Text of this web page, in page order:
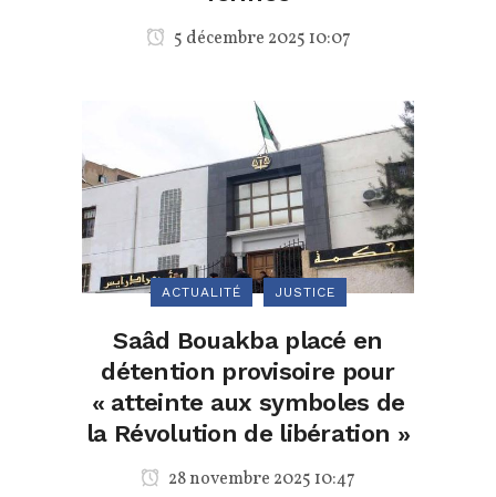
5 décembre 2025 10:07
ACTUALITÉ JUSTICE
Saâd Bouakba placé en
détention provisoire pour
« atteinte aux symboles de
la Révolution de libération »
28 novembre 2025 10:47